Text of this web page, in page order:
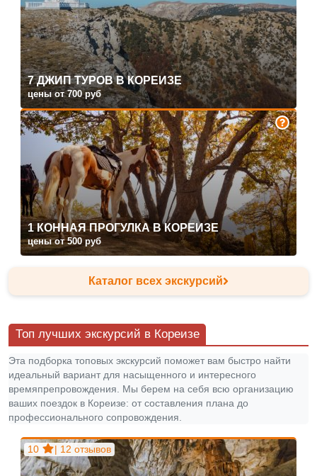
7 ДЖИП ТУРОВ В КОРЕИЗЕ
цены от 700 руб
1 КОННАЯ ПРОГУЛКА В КОРЕИЗЕ
цены от 500 руб
Каталог всех экскурсий
Топ лучших экскурсий в Кореизе
Эта подборка топовых экскурсий поможет вам быстро найти
идеальный вариант для насыщенного и интересного
времяпрепровождения. Мы берем на себя всю организацию
ваших поездок в Кореизе: от составления плана до
профессионального сопровождения.
10 | 12 отзывов